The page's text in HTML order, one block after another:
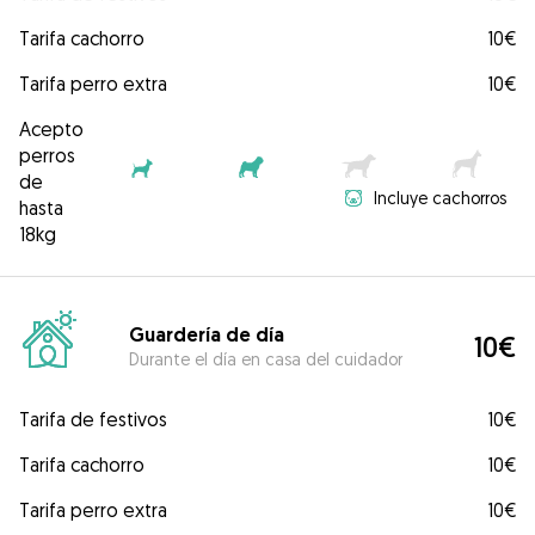
Tarifa cachorro
10€
Tarifa perro extra
10€
Acepto
perros
de
hasta
18kg
Incluye cachorros
Guardería de día
Durante el día en casa del cuidador 10€
Tarifa de festivos
10€
Tarifa cachorro
10€
Tarifa perro extra
10€